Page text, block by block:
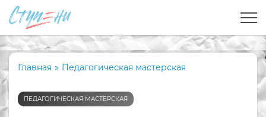
Главная » Педагогическая мастерская
ПЕДАГОГИЧЕСКАЯ МАСТЕРСКАЯ